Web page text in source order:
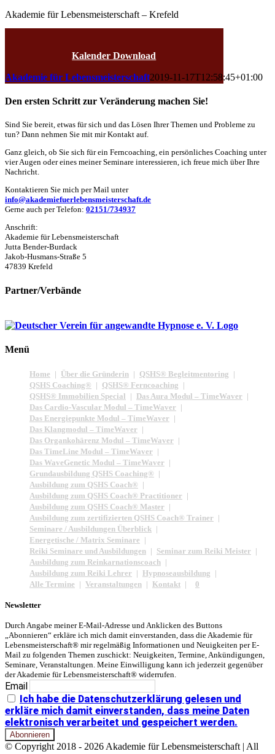
Akademie für Lebensmeisterschaft – Krefeld
Kalender Download
Akademie für Lebensmeisterschaft2019-11-17T12:58:45+01:00
Den ersten Schritt zur Veränderung machen Sie!
Sind Sie bereit, etwas für sich und das Lösen Ihrer Themen und Probleme zu
tun? Dann nehmen Sie mit mir Kontakt auf.
Ganz gleich, ob Sie sich für ein Ferncoaching, ein persönliches Coaching unter
vier Augen oder eines meiner Seminare interessieren, ich freue mich über Ihre
Nachricht.
Kontaktieren Sie mich per Mail unter
info@akademiefuerlebensmeisterschaft.de
Gerne auch per Telefon: 02151/734937
Anschrift:
Akademie für Lebensmeisterschaft
Jutta Bender-Burdack
Jakob-Husmans-Straße 5
47839 Krefeld
Partner/Verbände
Menü
Home Über die Gründerin
QSHS® Begleitmentoring
QSHS Coaching®
QSHS® Ferncoaching
QSHS® Immobilien Special
Das Aura Modul – TimeWaver
Das Cardio-Vascular Modul – TimeWaver
Das Energiepunkte Modul – TimeWaver
Das Klangmodul – TimeWaver
Das Organkohärenz Modul – TimeWaver
Das TimeLine Modul – TimeWaver
Das WaveGenetic Modul – TimeWaver
Grundausbildung QSHS Coaching®
Ausbildung zum QSHS Coach®
Ausbildung zum QSHS Coach® Practitioner
Ausbildung zum QSHS Coach® Master
Ausbildung zum zertifizierten QSHS Coach® Trainer
Seminare / Ausbildungen Überblick
Energetische / Matrix Seminare
Reiki Seminare und Ausbildungen
Seminar zum Reiki Meister
Ausbildung zum Reinkarnationscoach
Ausbildung zum Reiki Lehrer
Hypnoseausbildung
Alle Termine
Veranstaltungen Kontakt 0
Newsletter
Durch Angabe meiner E-Mail-Adresse und Anklicken des Buttons
„Abonnieren“ erkläre ich mich damit einverstanden, dass die Akademie für
Lebensmeisterschaft® mir regelmäßig Informationen und Neuigkeiten per E-
Mail zu folgenden Themen zuschickt: Neuigkeiten, Termine, Ankündigungen,
Seminare, Veranstaltungen. Meine Einwilligung kann ich jederzeit gegenüber
der Akademie für Lebensmeisterschaft® widerrufen.
Email
Ich habe die Datenschutzerklärung gelesen und
erkläre mich damit einverstanden, dass meine Daten
elektronisch verarbeitet und gespeichert werden.
© Copyright 2018 - 2026 Akademie für Lebensmeisterschaft | All